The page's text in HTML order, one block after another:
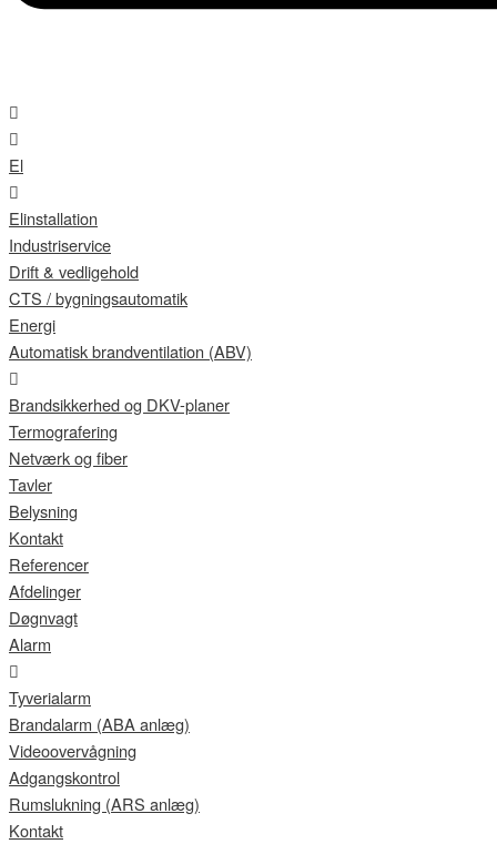
El
Elinstallation
Industriservice
Drift & vedligehold
CTS / bygningsautomatik
Energi
Automatisk brandventilation (ABV)
Brandsikkerhed og DKV-planer
Termografering
Netværk og fiber
Tavler
Belysning
Kontakt
Referencer
Afdelinger
Døgnvagt
Alarm
Tyverialarm
Brandalarm (ABA anlæg)
Videoovervågning
Adgangskontrol
Rumslukning (ARS anlæg)
Kontakt